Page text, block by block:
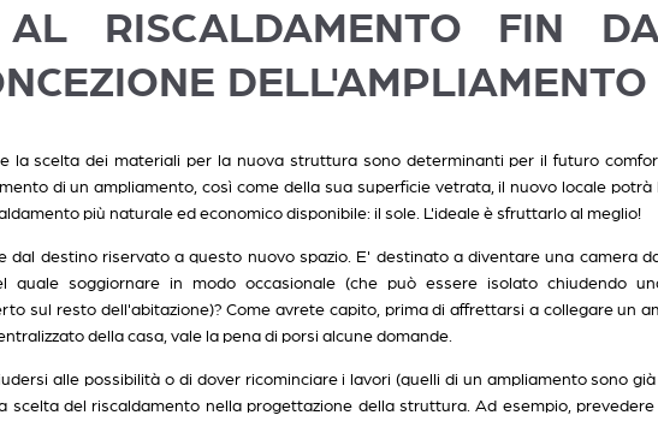
AL RISCALDAMENTO FIN
DELL'AMPLIAMENTO
la scelta dei materiali per la nuova struttura sono determinanti per il futuro
di un ampliamento, così come della sua superficie vetrata, il nuovo locale potrà
più naturale ed economico disponibile: il sole. L'ideale è sfruttarlo al meglio!
dal destino riservato a questo nuovo spazio. E' destinato a diventare una camera
quale soggiornare in modo occasionale (che può essere isolato chiudendo
sul resto dell'abitazione)? Come avrete capito, prima di affrettarsi a collegare un
della casa, vale la pena di porsi alcune domande.
alle possibilità o di dover ricominciare i lavori (quelli di un ampliamento sono già
scelta del riscaldamento nella progettazione della struttura. Ad esempio,